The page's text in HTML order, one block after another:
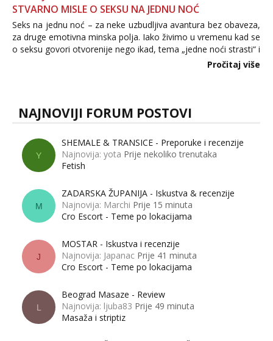
STVARNO MISLE O SEKSU NA JEDNU NOĆ
Seks na jednu noć – za neke uzbudljiva avantura bez obaveza,
za druge emotivna minska polja. Iako živimo u vremenu kad se
o seksu govori otvorenije nego ikad, tema „jedne noći strasti“ i
dalje izaziva burne rasprave. Što zapravo misle žene, a što
Pročitaj više
NAJNOVIJI FORUM POSTOVI
Y
SHEMALE & TRANSICE - Preporuke i recenzije
Najnovija: yota Prije nekoliko trenutaka
Fetish
M
ZADARSKA ŽUPANIJA - Iskustva & recenzije
Najnovija: Marchi Prije 15 minuta
Cro Escort - Teme po lokacijama
J
MOSTAR - Iskustva i recenzije
Najnovija: Japanac Prije 41 minuta
Cro Escort - Teme po lokacijama
L
Beograd Masaze - Review
Najnovija: ljuba83 Prije 49 minuta
Masaža i striptiz